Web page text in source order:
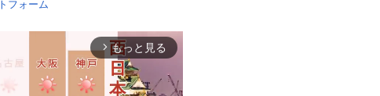
フォーム
arrow_forward_ios もっと見る